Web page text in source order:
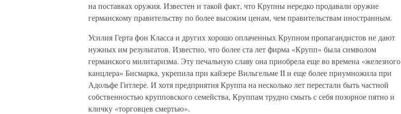
на поставках оружия. Известен и такой факт, что Крупны нередко продавали оружие
германскому правительству по более высоким ценам, чем правительствам иностранным.
Усилия Герта фон Класса и других хорошо оплаченных Крупном пропагандистов не дают
нужных им результатов. Известно, что более ста лет фирма «Крупп» была символом
германского милитаризма. Эту печальную славу она приобрела еще во времена «железного
канцлера» Бисмарка, укрепила при кайзере Вильгельме II и еще более приумножила при
Адольфе Гитлере. И хотя предприятия Круппа на несколько лет перестали быть частной
собственностью крупповского семейства, Круппам трудно смыть с себя позорное пятно и
кличку «торговцев смертью».